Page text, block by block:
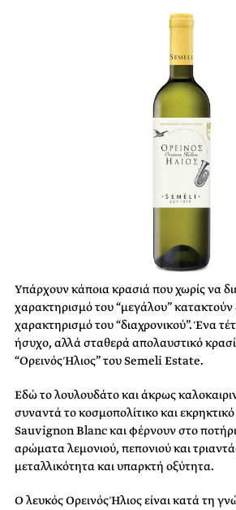
Υπάρχουν κάποια κρασιά που χωρίς να
χαρακτηρισμό του “μεγάλου”
χαρακτηρισμό του “διαχρονικού”. Ένα
ήσυχο, αλλά σταθερά απολαυστικό κρασί
“Ορεινός Ήλιος” του Semeli Estate.
Εδώ το λουλουδάτο και άκρως
συναντά το κοσμοπολίτικο και
Sauvignon Blanc και φέρνουν στο
αρώματα λεμονιού, πεπονιού και
μεταλλικότητα και υπαρκτή οξύτητα.
Ο λευκός Ορεινός Ήλιος είναι κατά τη